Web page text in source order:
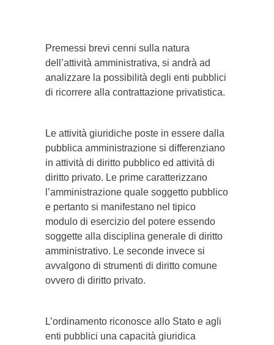
Premessi brevi cenni sulla natura
dell’attività amministrativa, si andrà ad
analizzare la possibilità degli enti pubblici
di ricorrere alla contrattazione privatistica.
Le attività giuridiche poste in essere dalla
pubblica amministrazione si differenziano
in attività di diritto pubblico ed attività di
diritto privato. Le prime caratterizzano
l’amministrazione quale soggetto pubblico
e pertanto si manifestano nel tipico
modulo di esercizio del potere essendo
soggette alla disciplina generale di diritto
amministrativo. Le seconde invece si
avvalgono di strumenti di diritto comune
ovvero di diritto privato.
L’ordinamento riconosce allo Stato e agli
enti pubblici una capacità giuridica